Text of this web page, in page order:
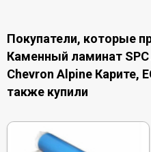
Покупатели, которые
Каменный ламинат
Chevron Alpine Карите,
также купили